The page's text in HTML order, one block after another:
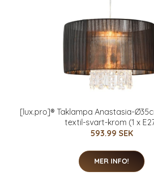
[lux.pro]® Taklampa Anastasia-
textil-svart-krom (1 x
593.99 SEK
MER INFO!